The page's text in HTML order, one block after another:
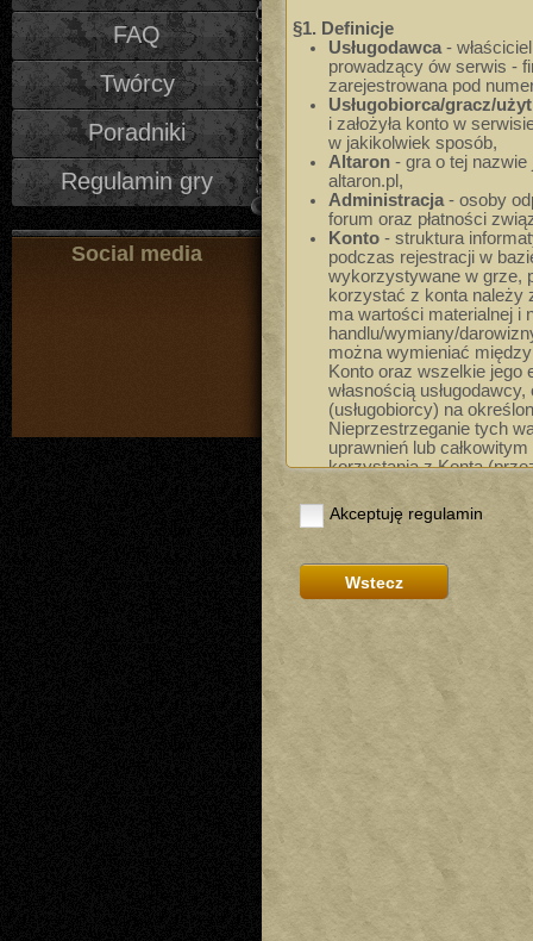
FAQ
Twórcy
Poradniki
Regulamin gry
Social media
§1. Definicje
Usługodawca -
prowadzący ów serwis -
zarejestrowana pod
Usługobiorca/gracz/
i założyła konto w
w jakikolwiek sposób,
Altaron - gra o tej
altaron.pl,
Administracja - osoby
forum oraz płatności
Konto - struktura
podczas rejestracji w
wykorzystywane w grze,
korzystać z konta należy
ma wartości materialnej i
handlu/wymiany/
można wymieniać
Konto oraz wszelkie jego
własnością
(usługobiorcy) na
Nieprzestrzeganie tych
uprawnień lub
korzystania z Konta
przypadku utraty praw
zaprzestania korzystania
ubiegać się o zwrot
konta. Do korzystania z
uprawniona jest osoba,
Postać- wydzielony w
określone przez gracza
rozgrywce na wybranym
zakładania nowego
serwisu, może być
podczas kontaktu z
Pseudonim/Nick
gracza,
Status Szlachecki
-
użytkownika służące do
- system
pod adresem https://
§2. Postanowienia ogólne
Niniejszy regulamin
Akceptuję regulamin